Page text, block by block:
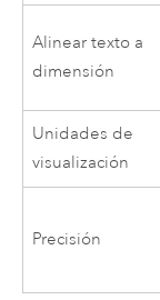
Alinear texto a
dimensión
Unidades de
visualización
Precisión